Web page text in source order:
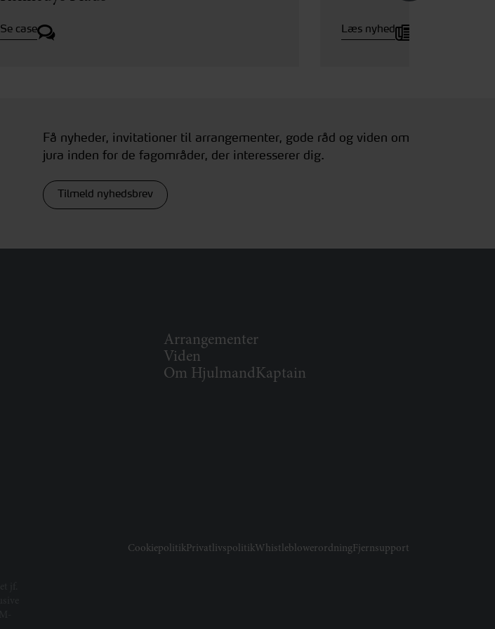
Se case Læs nyhed
Få nyheder, invitationer til arrangementer, gode råd og viden om
jura inden for de fagområder, der interesserer dig.
Tilmeld nyhedsbrev
Arrangementer
Viden
Om HjulmandKaptain
CookiepolitikPrivatlivspolitikWhistleblowerordningFjernsupport